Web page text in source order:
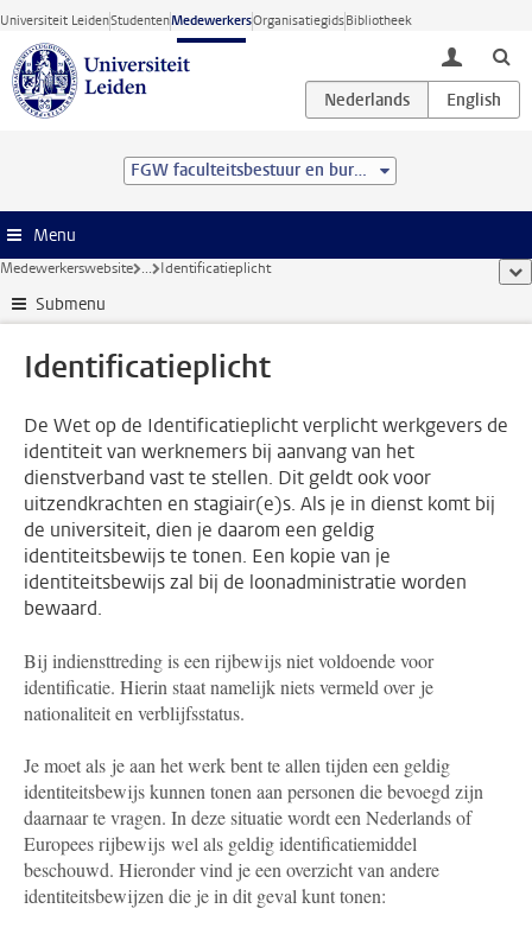
Ga direct naar de inhoud
Universiteit LeidenStudentenMedewerkersOrganisatiegidsBibliotheek
toggle
FGW faculteitsbestuur en bureau
Menu
Medewerkerswebsite ... Identificatieplicht
Submenu
Identificatieplicht
De Wet op de Identificatieplicht verplicht werkgevers de
identiteit van werknemers bij aanvang van het
dienstverband vast te stellen. Dit geldt ook voor
uitzendkrachten en stagiair(e)s. Als je in dienst komt bij
de universiteit, dien je daarom een geldig
identiteitsbewijs te tonen. Een kopie van je
identiteitsbewijs zal bij de loonadministratie worden
bewaard.
Bij indiensttreding is een rijbewijs niet voldoende voor
identificatie. Hierin staat namelijk niets vermeld over je
nationaliteit en verblijfsstatus.
Je moet als je aan het werk bent te allen tijden een geldig
identiteitsbewijs kunnen tonen aan personen die bevoegd zijn
daarnaar te vragen. In deze situatie wordt een Nederlands of
Europees rijbewijs wel als geldig identificatiemiddel
beschouwd. Hieronder vind je een overzicht van andere
identiteitsbewijzen die je in dit geval kunt tonen: